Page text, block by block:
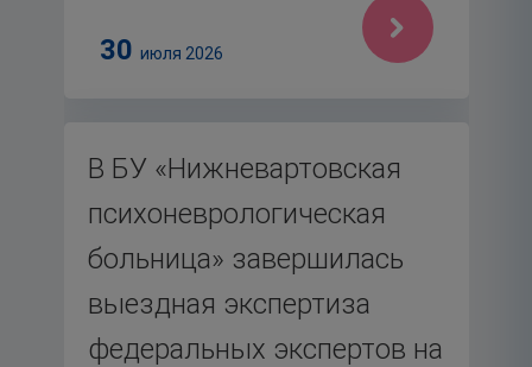
30 июля 2026
В БУ «Нижневартовская
психоневрологическая
больница» завершилась
выездная экспертиза
федеральных экспертов на